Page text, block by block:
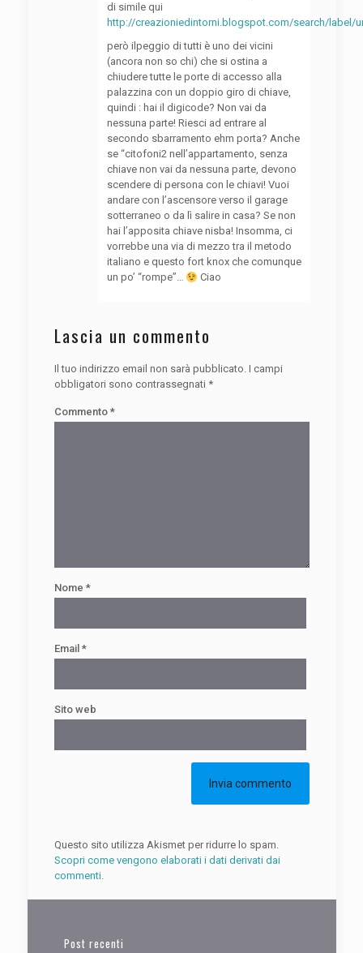
di simile qui
http://creazioniedintorni.blogspot.com/search/label/
però ilpeggio di tutti è uno dei vicini
(ancora non so chi) che si ostina a
chiudere tutte le porte di accesso alla
palazzina con un doppio giro di chiave,
quindi : hai il digicode? Non vai da
nessuna parte! Riesci ad entrare al
secondo sbarramento ehm porta? Anche
se “citofoni2 nell’appartamento, senza
chiave non vai da nessuna parte, devono
scendere di persona con le chiavi! Vuoi
andare con l’ascensore verso il garage
sotterraneo o da lì salire in casa? Se non
hai l’apposita chiave nisba! Insomma, ci
vorrebbe una via di mezzo tra il metodo
italiano e questo fort knox che comunque
un po’ “rompe”…
Ciao
Lascia un commento
Il tuo indirizzo email non sarà pubblicato. I campi
obbligatori sono contrassegnati *
Commento *
Nome *
Email *
Sito web
Questo sito utilizza Akismet per ridurre lo spam.
Scopri come vengono elaborati i dati derivati dai
commenti.
Post recenti